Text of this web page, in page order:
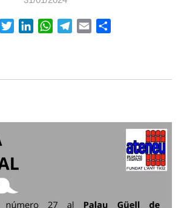
FacebookTwitterLinkedInWhatsApp
Telegram
Email